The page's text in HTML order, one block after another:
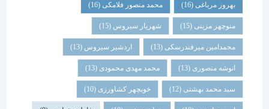
بهروز مرباغی (16) محمد منصور فلامکی (16)
منوچهر مزینی(15) شهریار سیروس(15)
محمدامین میرفندرسکی(13) اردشیر سیروس(13)
انوشه منصوری(13) محمد مهدی محمودی(13)
سید محمد بهشتی(12) خوبچهر کشاورزی(10)